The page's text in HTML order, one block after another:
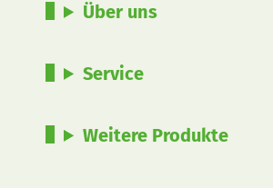
Über uns
Service
Weitere Produkte